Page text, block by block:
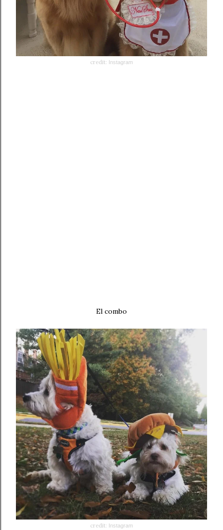
credit: Instagram
El combo
credit: Instagram